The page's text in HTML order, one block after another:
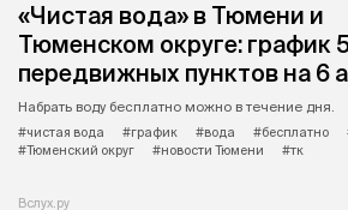
«Чистая вода» в Тюмени и
Тюменском округе: график
передвижных пунктов на 6
Набрать воду бесплатно можно в течение дня.
#чистая вода
#график #вода #бесплатно
#Тюменский округ
#новости Тюмени #тк
Вслух.ру